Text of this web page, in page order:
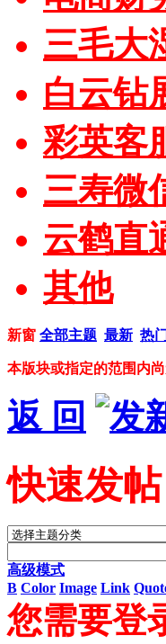
三毛大
白云钻
彩英客
三寿微
云鹤直
其他
新窗 全部主题 最新 热门
本版块或指定的范围内
返 回
快速发帖
高级模式
B Color Image Link
您需要登